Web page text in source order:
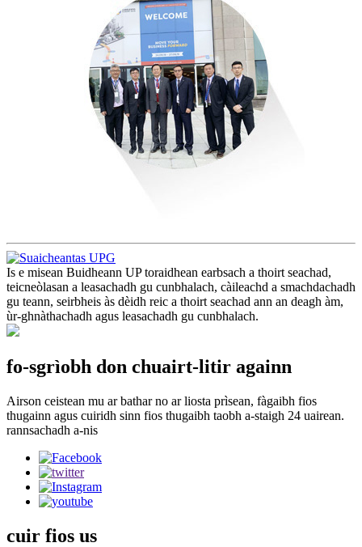
Is e misean Buidheann UP toraidhean earbsach a thoirt seachad,
teicneòlasan a leasachadh gu cunbhalach, càileachd a smachdachadh
gu teann, seirbheis às dèidh reic a thoirt seachad ann an deagh àm,
ùr-ghnàthachadh agus leasachadh gu cunbhalach.
fo-sgrìobh don chuairt-litir againn
Airson ceistean mu ar bathar no ar liosta prìsean, fàgaibh fios
thugainn agus cuiridh sinn fios thugaibh taobh a-staigh 24 uairean.
rannsachadh a-nis
cuir fios us